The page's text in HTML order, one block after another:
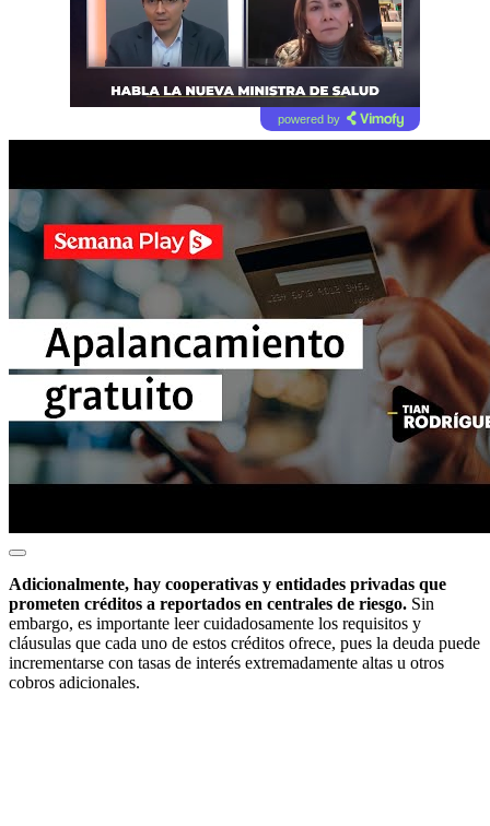
powered by
Adicionalmente, hay cooperativas y entidades privadas que
prometen créditos a reportados en centrales de riesgo. Sin
embargo, es importante leer cuidadosamente los requisitos y
cláusulas que cada uno de estos créditos ofrece, pues la deuda puede
incrementarse con tasas de interés extremadamente altas u otros
cobros adicionales.